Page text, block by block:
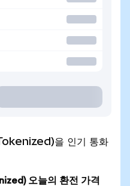
을 인기 통화
오늘의 환전 가격